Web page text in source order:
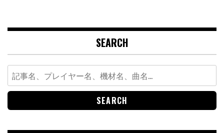
SEARCH
Search
for: